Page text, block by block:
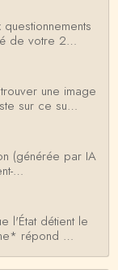
de votre 2…
une image
sur ce su…
(générée par IA
…
l'État détient le
répond …